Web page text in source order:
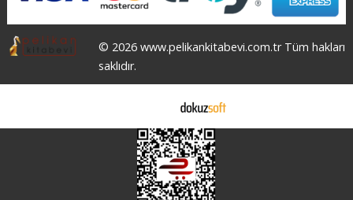
© 2026 www.pelikankitabevi.com.tr Tüm hakları
saklıdır.